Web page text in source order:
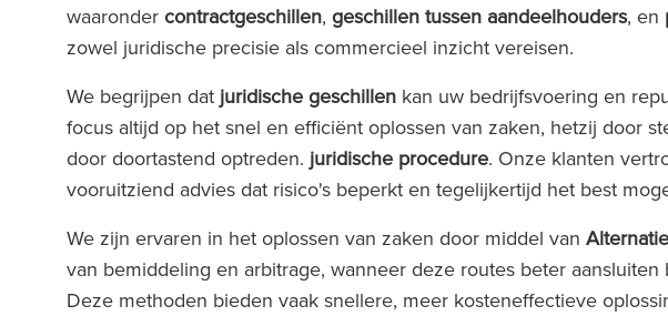
waaronder contractgeschillen, geschillen tussen aandeelhouders, en
zowel juridische precisie als commercieel inzicht vereisen.
We begrijpen dat juridische geschillen kan uw bedrijfsvoering en
focus altijd op het snel en efficiënt oplossen van zaken, hetzij door
door doortastend optreden. juridische procedure. Onze klanten
vooruitziend advies dat risico's beperkt en tegelijkertijd het best
We zijn ervaren in het oplossen van zaken door middel van
van bemiddeling en arbitrage, wanneer deze routes beter
Deze methoden bieden vaak snellere, meer kosteneffectieve